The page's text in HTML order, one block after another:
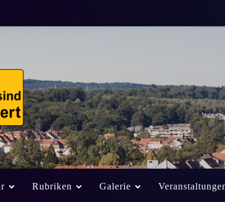
Rubriken Galerie
10. September 2013 Von Alexander Eich Weniger als